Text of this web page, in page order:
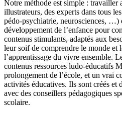
Notre méthode est simple : travailler
illustrateurs, des experts dans tous
pédo-psychiatrie, neurosciences, …)
développement de l’enfance pour
contenus stimulants, adaptés aux
leur soif de comprendre le monde et
l’apprentissage du vivre ensemble.
contenus ressources ludo-éducatifs
prolongement de l’école, et un vrai
activités éducatives. Ils sont créés et
avec des conseillers pédagogiques
scolaire.